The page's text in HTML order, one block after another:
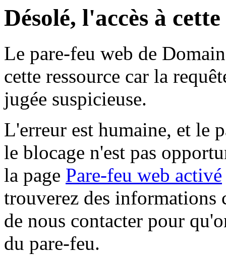
Désolé, l'accès à
Le pare-feu web de
cette ressource car la
jugée suspicieuse.
L'erreur est humaine, et le
le blocage n'est pas
la page Pare-feu web activé
trouverez des informations
de nous contacter pour
du pare-feu.